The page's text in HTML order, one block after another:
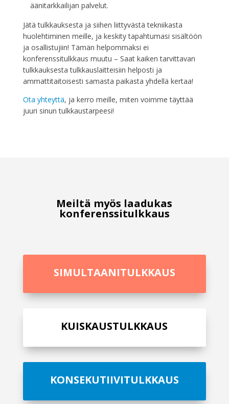
äänitarkkailijan palvelut.
Jätä tulkkauksesta ja siihen liittyvästä tekniikasta
huolehtiminen meille, ja keskity tapahtumasi sisältöön
ja osallistujiin! Tämän helpommaksi ei
konferenssitulkkaus muutu – Saat kaiken tarvittavan
tulkkauksesta tulkkauslaitteisiin helposti ja
ammattitaitoisesti samasta paikasta yhdellä kertaa!
Ota yhteyttä, ja kerro meille, miten voimme täyttää
juuri sinun tulkkaustarpeesi!
Meiltä myös laadukas
konferenssitulkkaus
SIMULTAANITULKKAUS
KUISKAUSTULKKAUS
KONSEKUTIIVITULKKAUS